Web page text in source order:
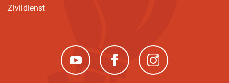
Zivildienst
(neues Fenster)(neues Fenster)(neues Fenster)